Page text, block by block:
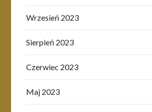
Wrzesień 2023
Sierpień 2023
Czerwiec 2023
Maj 2023